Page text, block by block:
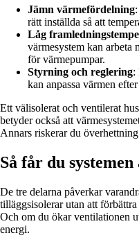
Jämn värmefördelning
rätt inställda så att
Låg
värmesystem kan arbeta
för värmepumpar.
Styrning och reglering:
kan anpassa värmen
Ett välisolerat och ventilerat
betyder också att
Annars riskerar du
Så får du
De tre delarna påverkar
tilläggsisolerar utan att
Och om du ökar ventilationen
energi.